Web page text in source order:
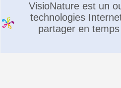
VisioNature est un
technologies
partager en